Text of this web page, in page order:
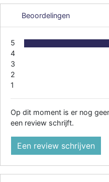
Beoordelingen
5
4
3
2
1
Op dit moment is er nog
een review schrijft.
Een review schrijven